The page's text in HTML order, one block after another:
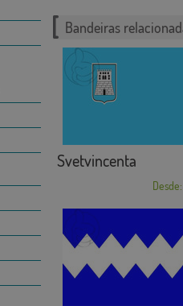
Bandeiras
Svetvincenta